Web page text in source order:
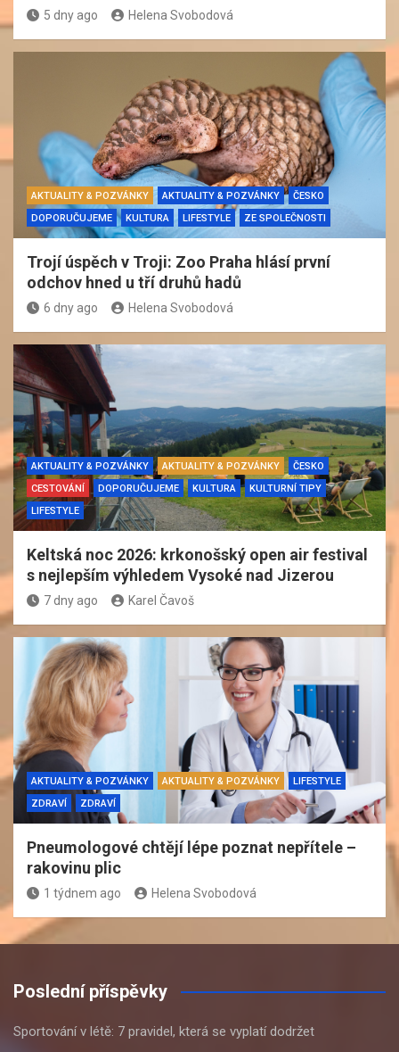
5 dny ago Helena Svobodová
AKTUALITY & POZVÁNKY AKTUALITY & POZVÁNKY
ČESKO
DOPORUČUJEME
KULTURA LIFESTYLE ZE SPOLEČNOSTI
Trojí úspěch v Troji: Zoo Praha hlásí první
odchov hned u tří druhů hadů
6 dny ago Helena Svobodová
AKTUALITY & POZVÁNKY AKTUALITY & POZVÁNKY
ČESKO
CESTOVÁNÍ
DOPORUČUJEME KULTURA
KULTURNÍ TIPY
LIFESTYLE
Keltská noc 2026: krkonošský open air festival
s nejlepším výhledem Vysoké nad Jizerou
7 dny ago Karel Čavoš
AKTUALITY & POZVÁNKY AKTUALITY & POZVÁNKY
LIFESTYLE
ZDRAVÍ
ZDRAVÍ
Pneumologové chtějí lépe poznat nepřítele –
rakovinu plic
1 týdnem ago Helena Svobodová
Poslední příspěvky
Sportování v létě: 7 pravidel, která se vyplatí dodržet